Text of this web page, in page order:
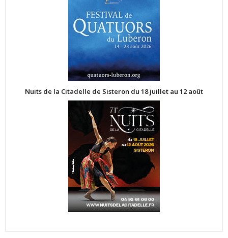
Nuits de la Citadelle de Sisteron du 18 juillet au 12 août